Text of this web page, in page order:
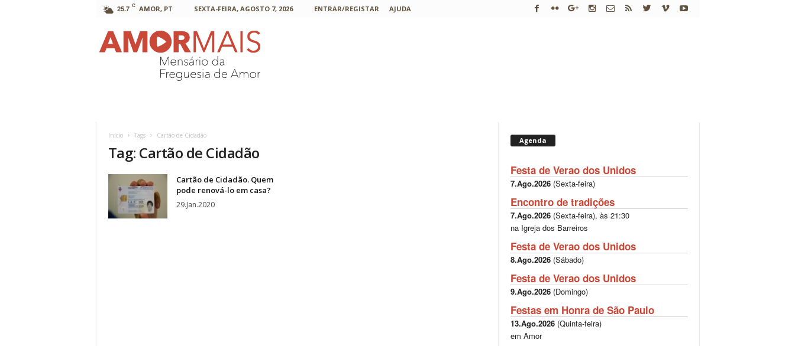
25.7 C AMOR, PT SEXTA-FEIRA, AGOSTO 7, 2026 ENTRAR/REGISTAR AJUDA
Início Tags Cartão de Cidadão
Tag: Cartão de Cidadão
Cartão de Cidadão. Quem
pode renová-lo em casa?
29.Jan.2020
Agenda
Festa de Verao dos Unidos
7.Ago.2026(Sexta-feira)
Encontro de tradições
7.Ago.2026(Sexta-feira), às 21:30
na Igreja dos Barreiros
Festa de Verao dos Unidos
8.Ago.2026(Sábado)
Festa de Verao dos Unidos
9.Ago.2026(Domingo)
Festas em Honra de São Paulo
13.Ago.2026(Quinta-feira)
em Amor